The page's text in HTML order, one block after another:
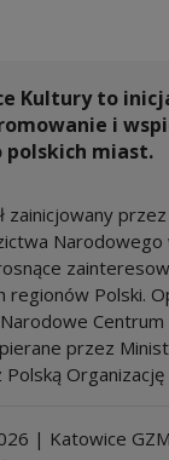
Kultury to
i
miast.
zainicjowany
Narodowego
regionów Polski.
przez
| Katowice